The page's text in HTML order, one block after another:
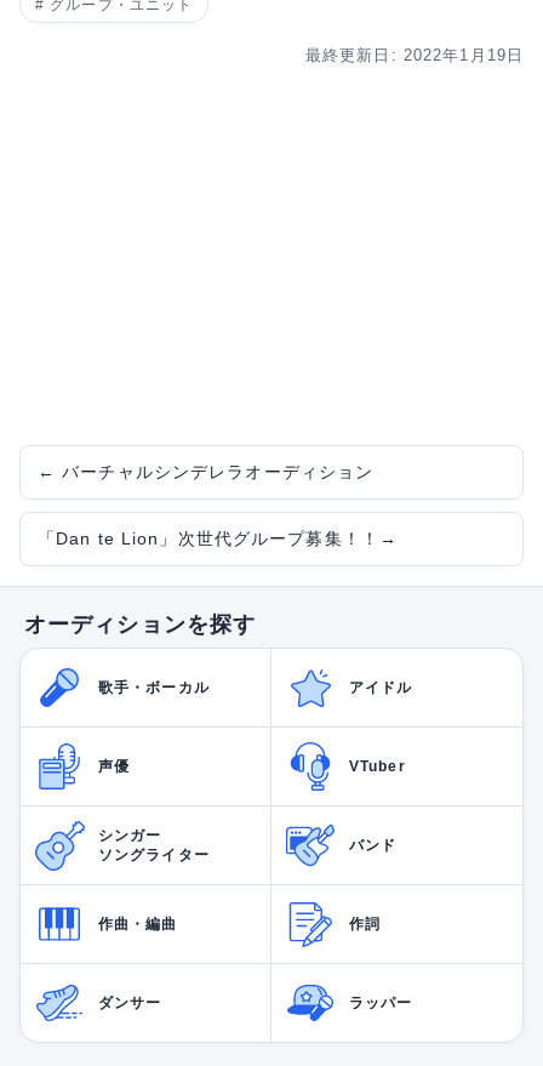
グループ・ユニット
最終更新日: 2022年1月19日
← バーチャルシンデレラオーディション
「Dan te Lion」次世代グループ募集！！ →
オーディションを探す
歌手・ボーカル アイドル
声優 VTuber
シンガー
ソングライター
バンド
作曲・編曲 作詞
ダンサー ラッパー